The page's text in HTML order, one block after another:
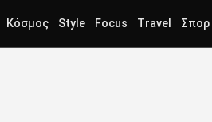
Κόσμος Style Focus Travel Σπορ